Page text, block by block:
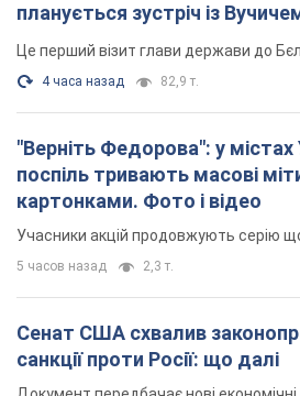
планується зустріч із
Це перший візит глави держави до
4 часа назад 82,9 т.
"Верніть Федорова": у містах
поспіль тривають масові
картонками. Фото і відео
Учасники акцій продовжують серію
5 часов назад 2,3 т.
Сенат США схвалив
санкції проти Росії: що далі